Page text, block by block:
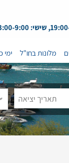
מלונות בחו"ל ימי